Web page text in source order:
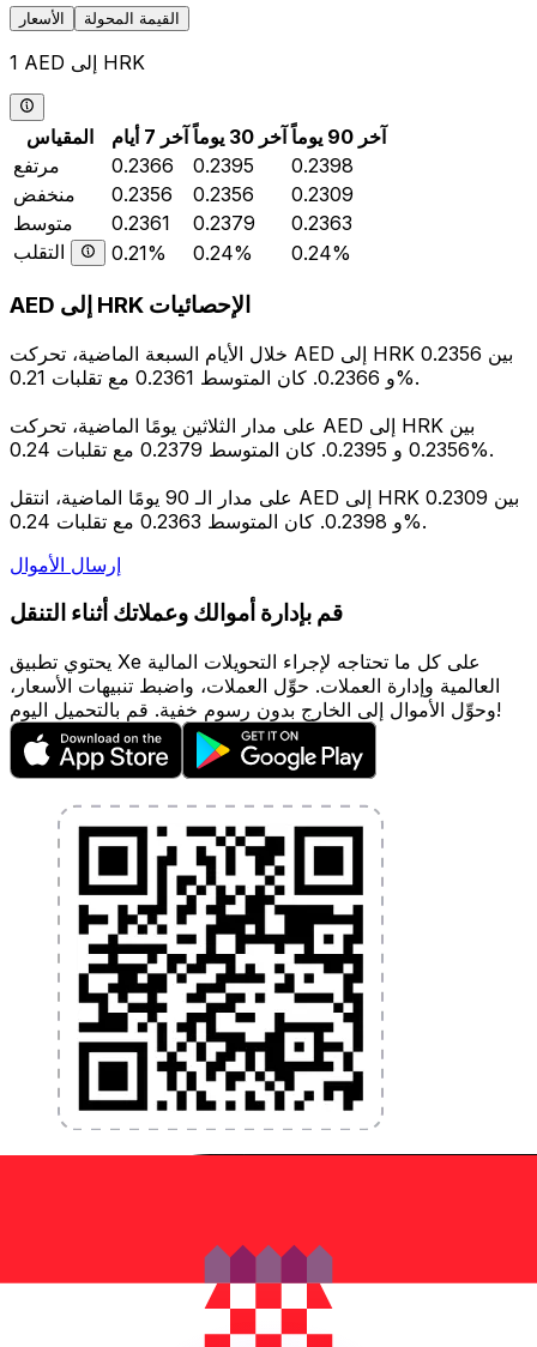
الأسعار القيمة المحولة
1 AED إلى HRK
المقياس آخر 7 أيام آخر 30 يوماً
آخر 90 يوماً
مرتفع
0.2366 0.2395
0.2398
منخفض
0.2356 0.2356
0.2309
متوسط
0.2361 0.2379
0.2363
التقلب
0.21% 0.24% 0.24%
AED إلى HRK الإحصائيات
خلال الأيام السبعة الماضية، تحركت AED إلى HRK بين 0.2356
و 0.2366. كان المتوسط 0.2361 مع تقلبات 0.21%.
على مدار الثلاثين يومًا الماضية، تحركت AED إلى HRK بين
0.2356 و 0.2395. كان المتوسط 0.2379 مع تقلبات 0.24%.
على مدار الـ 90 يومًا الماضية، انتقل AED إلى HRK بين 0.2309
و 0.2398. كان المتوسط 0.2363 مع تقلبات 0.24%.
إرسال الأموال
قم بإدارة أموالك وعملاتك أثناء التنقل
يحتوي تطبيق Xe على كل ما تحتاجه لإجراء التحويلات المالية
العالمية وإدارة العملات. حوِّل العملات، واضبط تنبيهات الأسعار،
وحوِّل الأموال إلى الخارج بدون رسوم خفية. قم بالتحميل اليوم!